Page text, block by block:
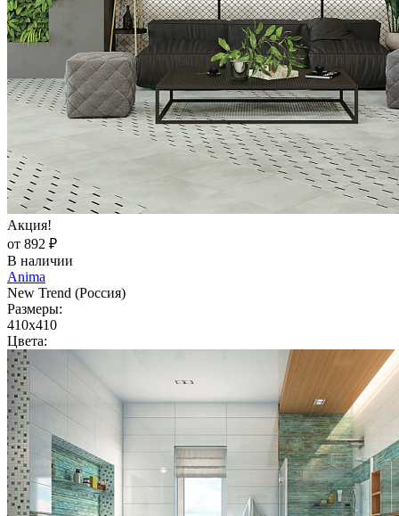
Акция!
от 892 ₽
В наличии
Anima
New Trend (Россия)
Размеры:
410x410
Цвета: